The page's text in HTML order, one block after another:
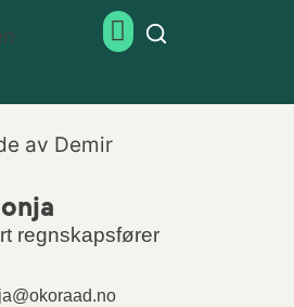
regnskapsfører